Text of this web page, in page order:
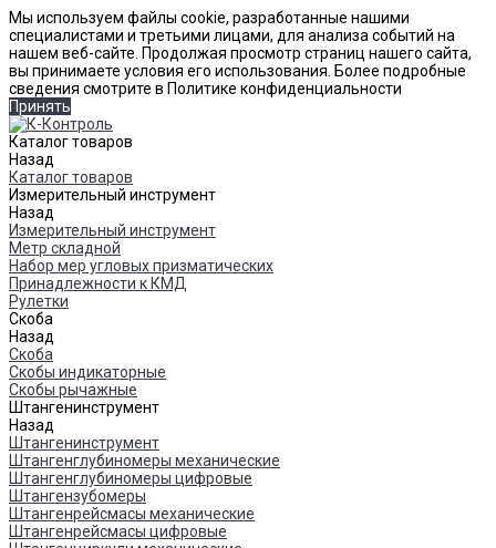
Мы используем файлы cookie, разработанные нашими
специалистами и третьими лицами, для анализа событий на
нашем веб-сайте. Продолжая просмотр страниц нашего сайта,
вы принимаете условия его использования. Более подробные
сведения смотрите в Политике конфиденциальности
Принять
Каталог товаров
Назад
Каталог товаров
Измерительный инструмент
Назад
Измерительный инструмент
Метр складной
Набор мер угловых призматических
Принадлежности к КМД
Рулетки
Скоба
Назад
Скоба
Скобы индикаторные
Скобы рычажные
Штангенинструмент
Назад
Штангенинструмент
Штангенглубиномеры механические
Штангенглубиномеры цифровые
Штангензубомеры
Штангенрейсмасы механические
Штангенрейсмасы цифровые